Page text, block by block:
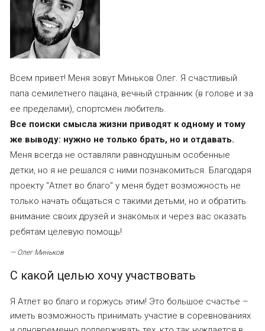
Всем привет! Меня зовут Миньков Олег. Я счастливый
папа семилетнего пацана, вечный странник (в голове и за
ее пределами), спортсмен любитель.
Все поиски смысла жизни приводят к одному и тому
же выводу: нужно не только брать, но и отдавать.
Меня всегда не оставляли равнодушным особенные
детки, но я не решался с ними познакомиться. Благодаря
проекту "Атлет во благо" у меня будет возможность не
только начать общаться с такими детьми, но и обратить
внимание своих друзей и знакомых и через вас оказать
ребятам целевую помощь!
— Олег Миньков
С какой целью хочу участвовать
Я Атлет во благо и горжусь этим! Это большое счастье –
иметь возможность принимать участие в соревнованиях